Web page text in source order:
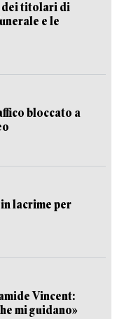
dei titolari di
e le
bloccato a
in lacrime per
Vincent:
mi guidano»